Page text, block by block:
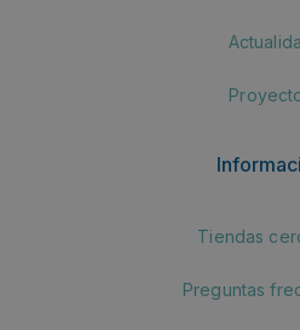
Tiendas
Preguntas